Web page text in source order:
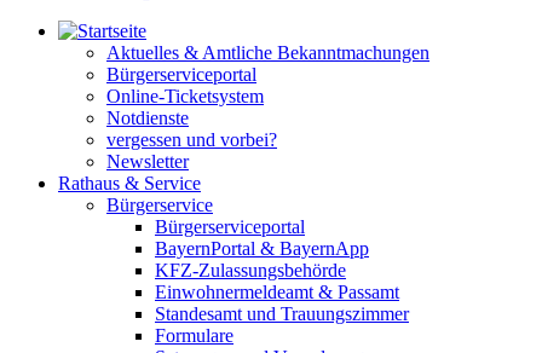
Aktuelles & Amtliche Bekanntmachungen
Bürgerserviceportal
Online-Ticketsystem
Notdienste
vergessen und vorbei?
Newsletter
Rathaus & Service
Bürgerservice
Bürgerserviceportal
BayernPortal & BayernApp
KFZ-Zulassungsbehörde
Einwohnermeldeamt & Passamt
Standesamt und Trauungszimmer
Formulare